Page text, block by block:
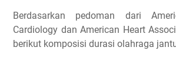
Berdasarkan pedoman dari
Cardiology dan American Heart
berikut komposisi durasi olahraga